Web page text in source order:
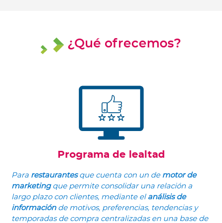
¿Qué ofrecemos?
Programa de lealtad
Para restaurantesque cuenta con un de motor de
marketingque permite consolidar una relación a
largo plazo con clientes, mediante el análisis de
informaciónde motivos, preferencias, tendencias y
temporadas de compra centralizadas en una base de